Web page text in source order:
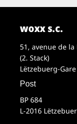
woxx s.c.
51, avenue de
(2. Stack)
Lëtzebuerg-Gare
Post
BP 684
L-2016